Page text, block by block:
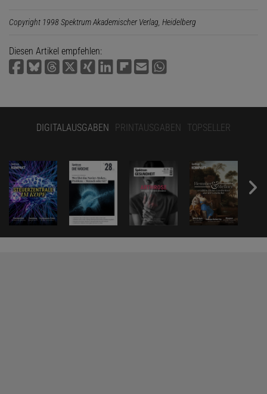
Copyright 1998 Spektrum Akademischer Verlag, Heidelberg
Diesen Artikel empfehlen:
DIGITALAUSGABEN PRINTAUSGABEN TOPSELLER